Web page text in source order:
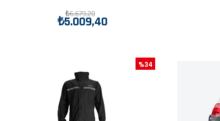
₺5.009,40
₺6.679,20
%34